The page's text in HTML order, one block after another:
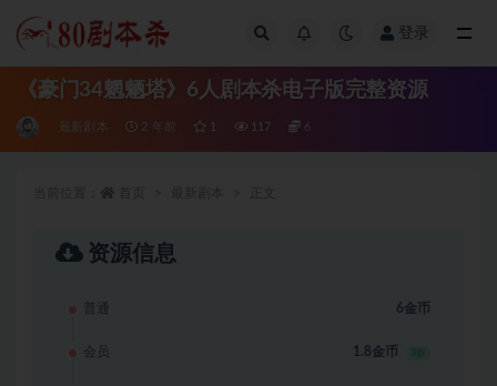
登录
《豪门34魍魉塔》6人剧本杀电子版完整资源
最新剧本 2 年前 1 117 6
资源信息
普通 6金币
会员 1.8金币 3折